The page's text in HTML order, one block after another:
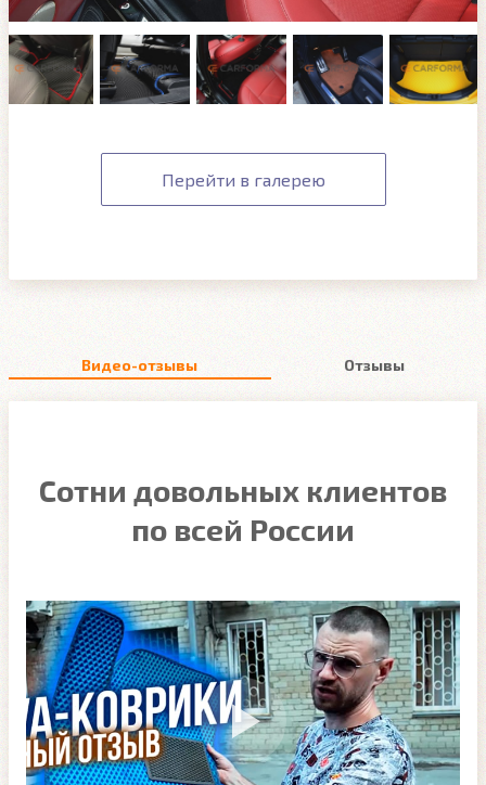
Перейти в галерею
Видео-отзывы Отзывы
Сотни довольных клиентов
по всей России